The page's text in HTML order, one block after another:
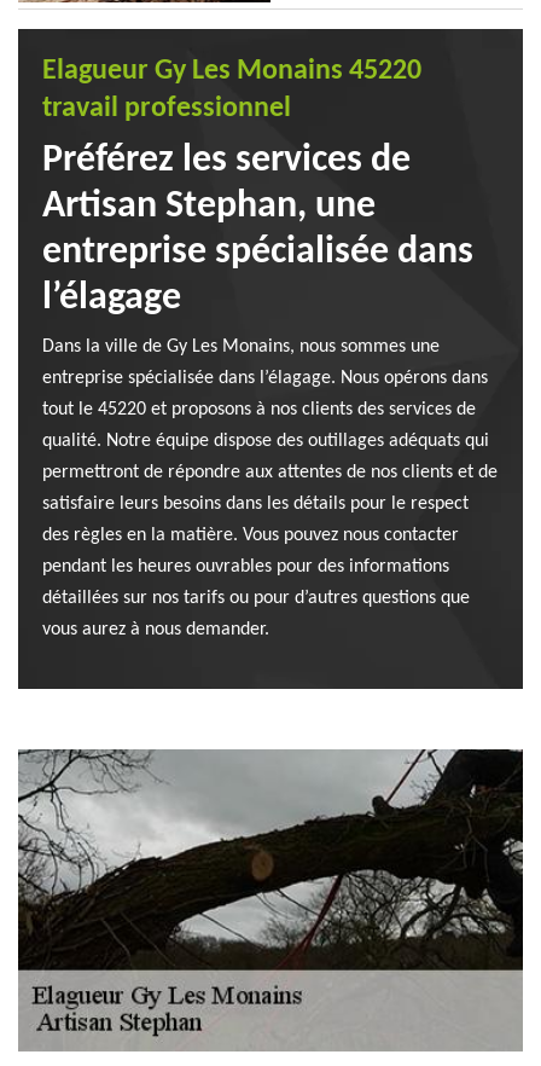
Elagueur Gy Les Monains 45220
travail professionnel
Préférez les services de
Artisan Stephan, une
entreprise spécialisée dans
l’élagage
Dans la ville de Gy Les Monains, nous sommes une
entreprise spécialisée dans l’élagage. Nous opérons dans
tout le 45220 et proposons à nos clients des services de
qualité. Notre équipe dispose des outillages adéquats qui
permettront de répondre aux attentes de nos clients et de
satisfaire leurs besoins dans les détails pour le respect
des règles en la matière. Vous pouvez nous contacter
pendant les heures ouvrables pour des informations
détaillées sur nos tarifs ou pour d’autres questions que
vous aurez à nous demander.